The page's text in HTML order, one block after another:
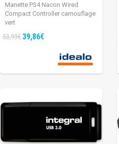
Manette PS4 Nacon Wired
Compact Controller camouflage
vert
53,99€39,86€